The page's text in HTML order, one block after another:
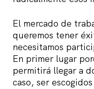
El mercado de
queremos tener
necesitamos
En primer lugar
permitirá llegar a
caso, ser